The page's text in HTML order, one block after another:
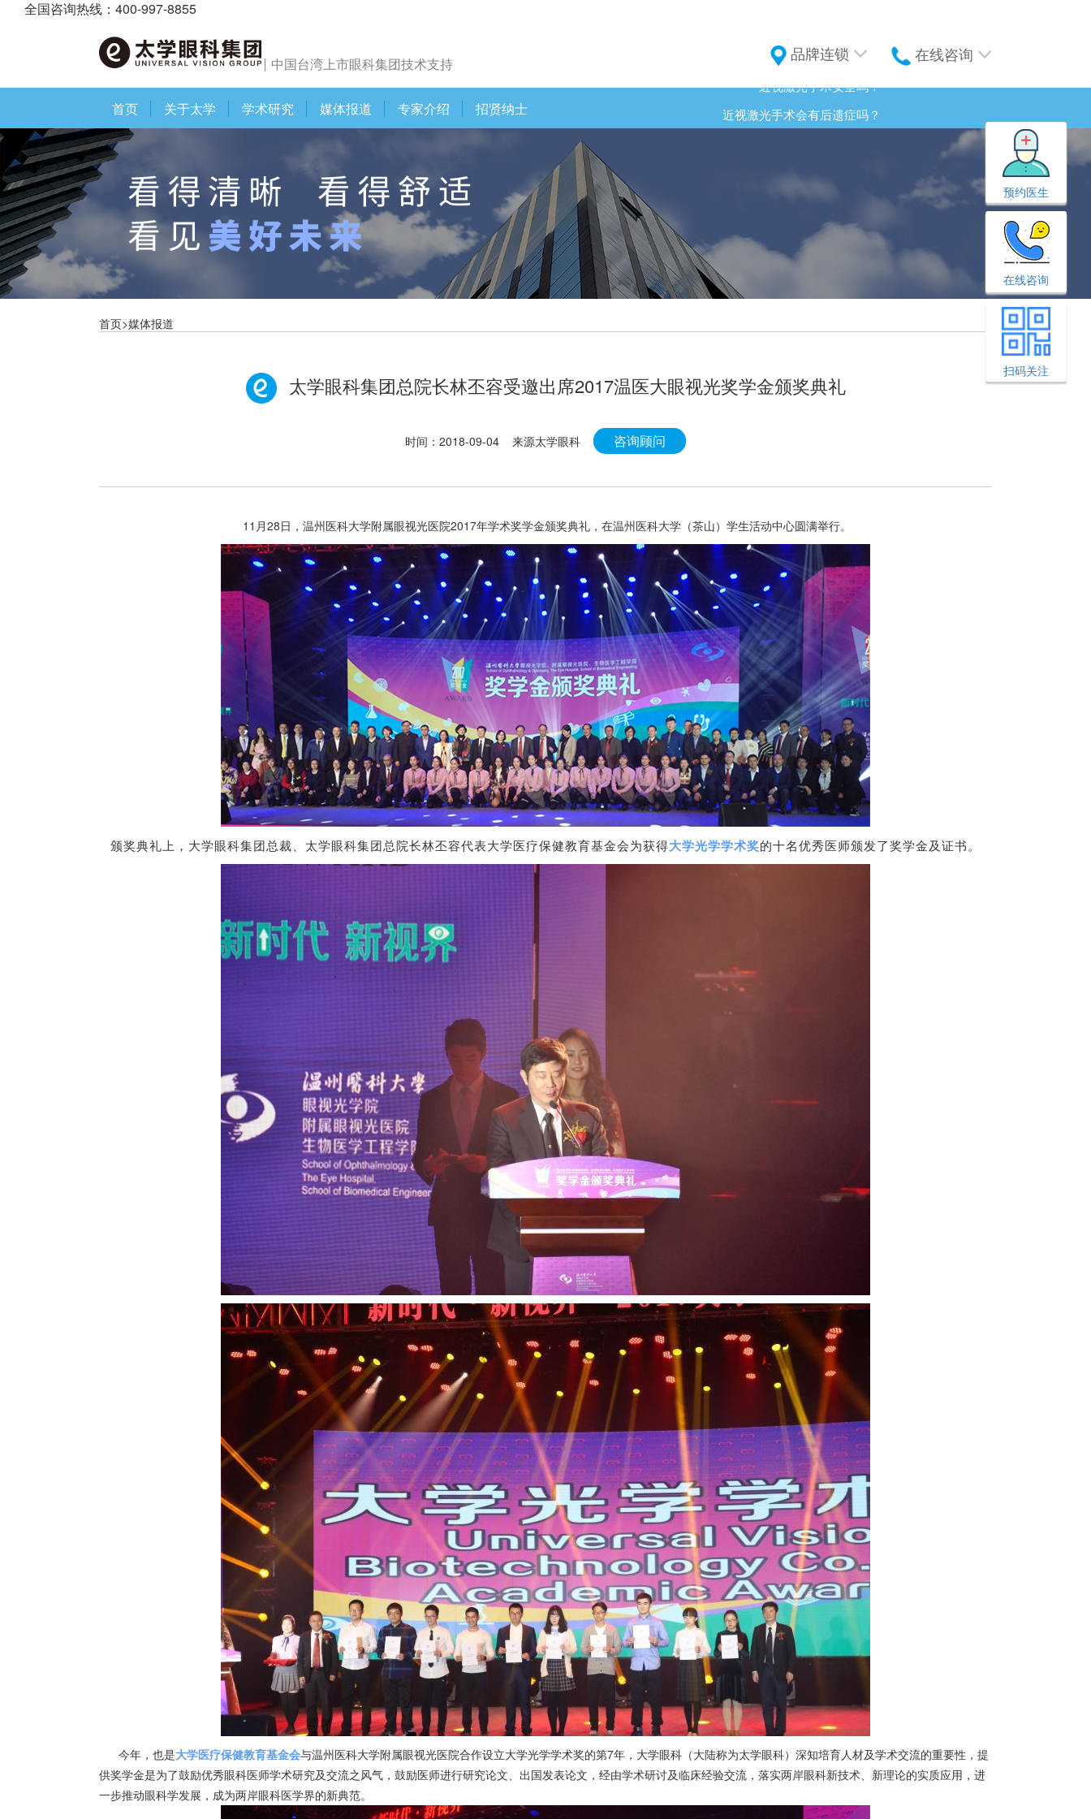
全国咨询热线：400-997-8855
中国台湾上市眼科集团技术支持
品牌连锁 在线咨询
首页 关于太学 学术研究 媒体报道 专家介绍 招贤纳士
近视激光手术会有后遗症吗？
白内障手术什么时候做最好？
白内障手术后需要注意什么？
预约医生
在线咨询
扫码关注
首页>媒体报道
太学眼科集团总院长林丕容受邀出席2017温医大眼视光奖学金颁奖典礼
时间：2018-09-04 来源太学眼科 咨询顾问
11月28日，温州医科大学附属眼视光医院2017年学术奖学金颁奖典礼，在温州医科大学（茶山）学生活动中心圆满举行。
颁奖典礼上，大学眼科集团总裁、太学眼科集团总院长林丕容代表大学医疗保健教育基金会为获得大学光学学术奖的十名优秀医师颁发了奖学金及证书。
今年，也是大学医疗保健教育基金会与温州医科大学附属眼视光医院合作设立大学光学学术奖的第7年，大学眼科（大陆称为太学眼科）深知培育人材及学术交流的重要性，提
供奖学金是为了鼓励优秀眼科医师学术研究及交流之风气，鼓励医师进行研究论文、出国发表论文，经由学术研讨及临床经验交流，落实两岸眼科新技术、新理论的实质应用，进
一步推动眼科学发展，成为两岸眼科医学界的新典范。